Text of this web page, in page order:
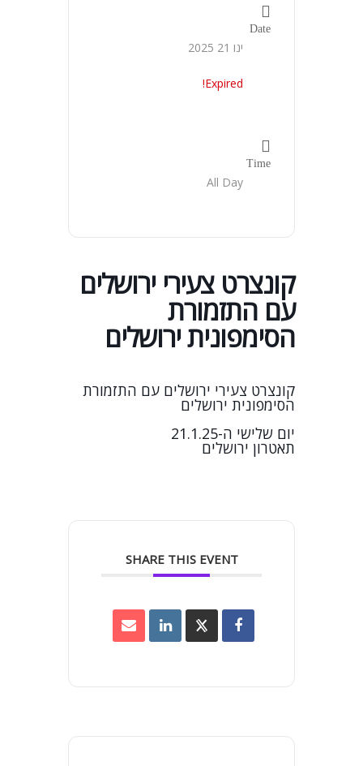
Date
ינו 21 2025
Expired!
Time
All Day
קונצרט צעירי ירושלים
עם התזמורת
הסימפונית ירושלים
קונצרט צעירי ירושלים עם התזמורת
הסימפונית ירושלים
יום שלישי ה-21.1.25
תאטרון ירושלים
SHARE THIS EVENT